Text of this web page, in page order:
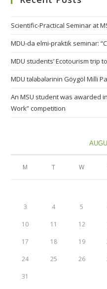
Scientific-Practical Seminar at
MDU-da elmi-praktik seminar:
MDU students’ Ecotourism trip
MDU tələbələrinin Göygöl Milli
An MSU student was awarded
Work” competition
M T W
3 4 5
10 11 12
17 18 19
24 25 26
31